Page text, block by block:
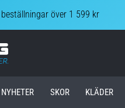
över 1 599 kr
Top4Running.se
NYHETER SKOR KLÄDER